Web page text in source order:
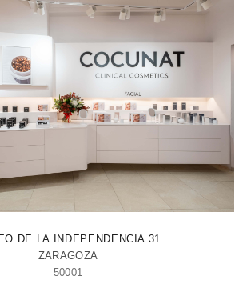
DE LA INDEPENDENCIA 31
ZARAGOZA
50001